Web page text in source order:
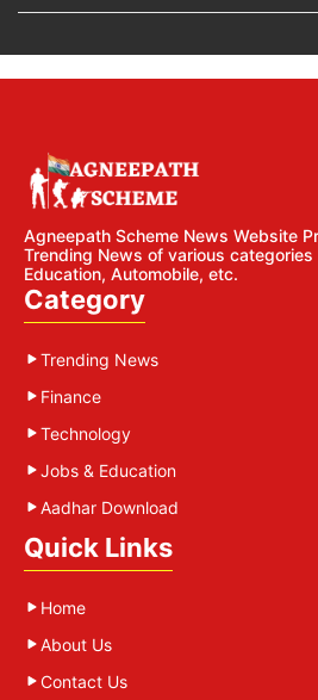
Agneepath Scheme News Website
Trending News of various categories
Education, Automobile, etc.
Category
Trending News
Finance
Technology
Jobs & Education
Aadhar Download
Quick Links
Home
About Us
Contact Us